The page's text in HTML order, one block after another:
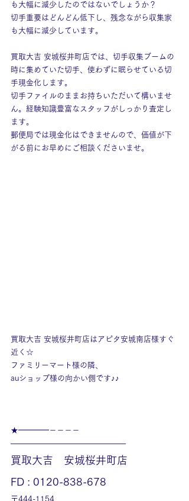
も大幅に減少したのではないでしょうか？
切手重要はどんどん低下し、残念ながら収集家
も大幅に減少しています。
買取大吉 安城桜井町店では、切手収集ブームの
時に集めていた切手、使わずに眠らせている切
手現金化します。
切手ファイルのままお持ちいただいて構いませ
ん。経験知識豊富なスタッフがしっかり査定し
ます。
郵便局では現金化はできませんので、価値が下
がる前にお早めにご相談くださいませ。
買取大吉 安城桜井町店はアピタ安城南店様すぐ
近く☆
ファミリーマート様の隣、
auショップ様の向かい側です♪♪
★━━━━－－－－
———————————————
買取大吉　安城桜井町店
FD : 0120-838-678
〒444-1154